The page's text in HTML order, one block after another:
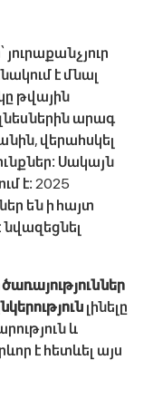
է մնալ
թվային
արագ
վերահսկել
Սակայն
է։ 2025
են ի հայտ
նվազեցնել
լինելը
և
է հետևել այս